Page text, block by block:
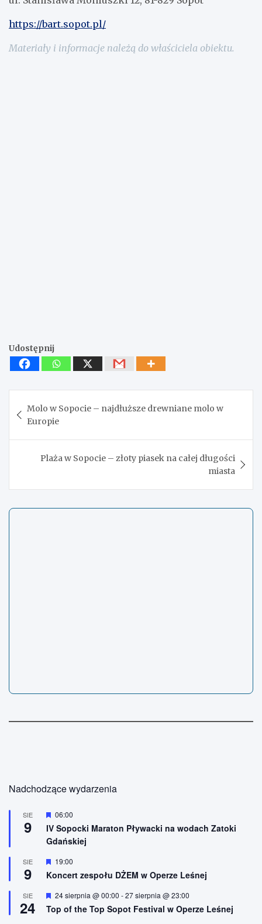
https://bart.sopot.pl/
Materiały i informacje należą do właściciela obiektu.
Udostępnij
wpisu
Molo w Sopocie – najdłuższe drewniane molo w
Europie
Plaża w Sopocie – złoty piasek na całej długości
miasta
Nadchodzące wydarzenia
SIE
9
W
y
r
ó
n
o
e
06:00
IV Sopocki Maraton Pływacki na wodach Zatoki
Gdańskiej
SIE
9
W
r
ż
n
19:00
Koncert zespołu DŻEM w Operze Leśnej
SIE
24
W
r
24 sierpnia @ 00:00 -27 sierpnia @ 23:00
Top of the Top Sopot Festival w Operze Leśnej